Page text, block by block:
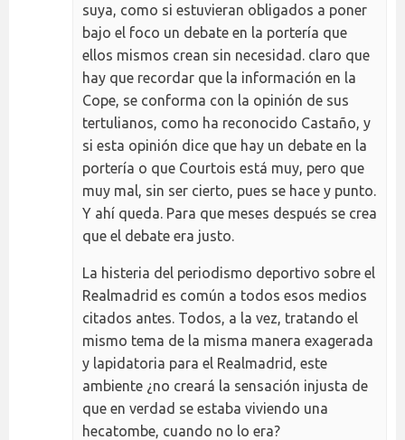
suya, como si estuvieran obligados a poner
bajo el foco un debate en la portería que
ellos mismos crean sin necesidad. claro que
hay que recordar que la información en la
Cope, se conforma con la opinión de sus
tertulianos, como ha reconocido Castaño, y
si esta opinión dice que hay un debate en la
portería o que Courtois está muy, pero que
muy mal, sin ser cierto, pues se hace y punto.
Y ahí queda. Para que meses después se crea
que el debate era justo.
La histeria del periodismo deportivo sobre el
Realmadrid es común a todos esos medios
citados antes. Todos, a la vez, tratando el
mismo tema de la misma manera exagerada
y lapidatoria para el Realmadrid, este
ambiente ¿no creará la sensación injusta de
que en verdad se estaba viviendo una
hecatombe, cuando no lo era?